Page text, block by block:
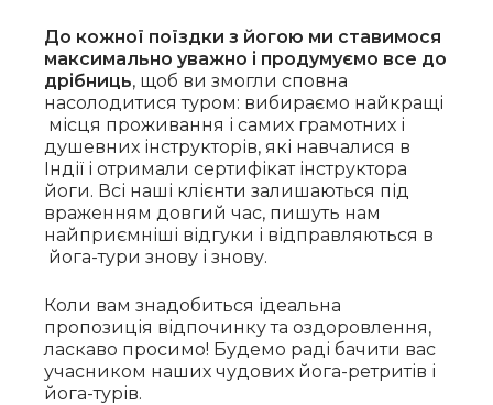
До кожної поїздки з йогою ми ставимося
максимально уважно і продумуємо все до
дрібниць, щоб ви змогли сповна
насолодитися туром: вибираємо найкращі
місця проживання і самих грамотних і
душевних інструкторів, які навчалися в
Індії і отримали сертифікат інструктора
йоги. Всі наші клієнти залишаються під
враженням довгий час, пишуть нам
найприємніші відгуки і відправляються в
йога-тури знову і знову.
Коли вам знадобиться ідеальна
пропозиція відпочинку та оздоровлення,
ласкаво просимо! Будемо раді бачити вас
учасником наших чудових йога-ретритів і
йога-турів.